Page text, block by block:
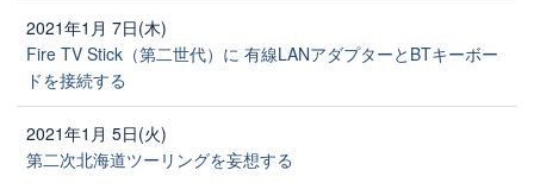
2021年1月 7日(木)
Fire TV Stick（第二世代）に 有線LANアダプターとBTキーボー
ドを接続する
2021年1月 5日(火)
第二次北海道ツーリングを妄想する